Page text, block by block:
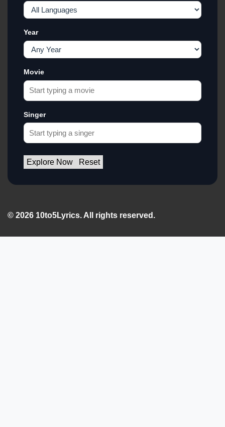
Year
Movie
Singer
Explore Now Reset
© 2026 10to5Lyrics. All rights reserved.